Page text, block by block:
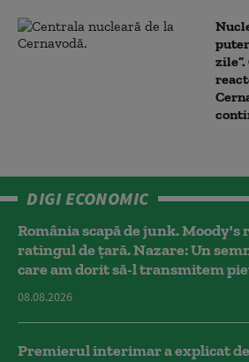
DIGI ECONOMIC
România scapă de junk.
ratingul de țară. Nazare: Un
care am dorit să-l transmitem
08.08.2026
Premierul interimar a explicat